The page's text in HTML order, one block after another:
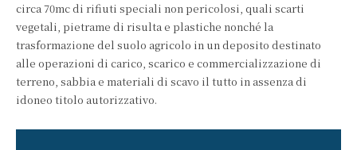
circa 70mc di rifiuti speciali non pericolosi, quali scarti
vegetali, pietrame di risulta e plastiche nonché la
trasformazione del suolo agricolo in un deposito destinato
alle operazioni di carico, scarico e commercializzazione di
terreno, sabbia e materiali di scavo il tutto in assenza di
idoneo titolo autorizzativo.